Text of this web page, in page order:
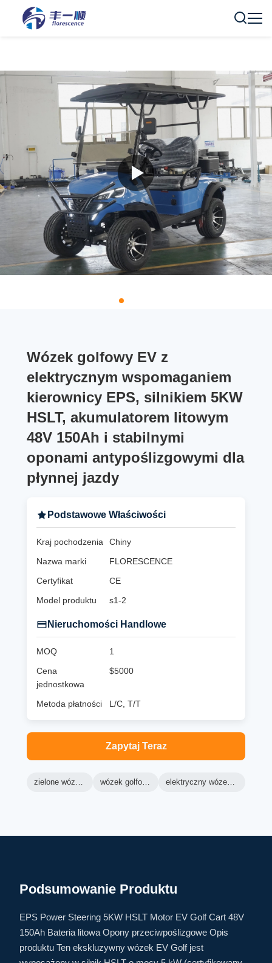
Wózek golfowy EV z
elektrycznym wspomaganiem
kierownicy EPS, silnikiem 5KW
HSLT, akumulatorem litowym
48V 150Ah i stabilnymi
oponami antypoślizgowymi dla
płynnej jazdy
Podstawowe Właściwości
Kraj pochodzenia
Chiny
Nazwa marki
FLORESCENCE
Certyfikat
CE
Model produktu
s1-2
Nieruchomości Handlowe
MOQ
1
Cena
jednostkowa
$5000
Metoda płatności L/C, T/T
Zapytaj Teraz
zielone wózki golfowe wózek golfowy ranger elektryczny wózek golfowy lsv
Podsumowanie Produktu
EPS Power Steering 5KW HSLT Motor EV Golf Cart 48V
150Ah Bateria litowa Opony przeciwpoślizgowe Opis
produktu Ten ekskluzywny wózek EV Golf jest